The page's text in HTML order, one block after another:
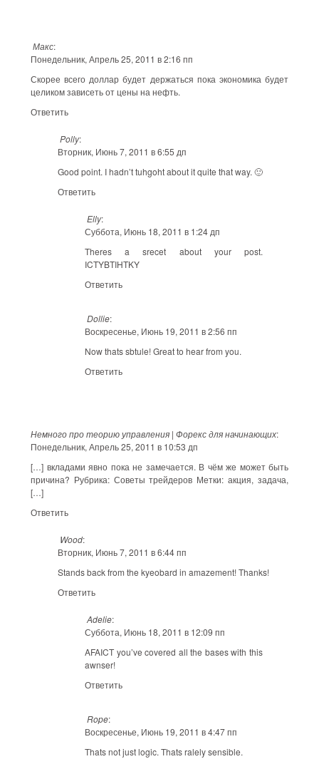
Макс:
Понедельник, Апрель 25, 2011 в 2:16 пп
Скорее всего доллар будет держаться пока экономика будет
целиком зависеть от цены на нефть.
Ответить
Polly:
Вторник, Июнь 7, 2011 в 6:55 дп
Good point. I hadn’t tuhgoht about it quite that way. 🙂
Ответить
Elly:
Суббота, Июнь 18, 2011 в 1:24 дп
Theres a srecet about your post.
ICTYBTIHTKY
Ответить
Dollie:
Воскресенье, Июнь 19, 2011 в 2:56 пп
Now thats sbtule! Great to hear from you.
Ответить
Немного про теорию управления | Форекс для начинающих:
Понедельник, Апрель 25, 2011 в 10:53 дп
[…] вкладами явно пока не замечается. В чём же может быть
причина? Рубрика: Советы трейдеров Метки: акция, задача,
[…]
Ответить
Wood:
Вторник, Июнь 7, 2011 в 6:44 пп
Stands back from the kyeobard in amazement! Thanks!
Ответить
Adelie:
Суббота, Июнь 18, 2011 в 12:09 пп
AFAICT you’ve covered all the bases with this
awnser!
Ответить
Rope:
Воскресенье, Июнь 19, 2011 в 4:47 пп
Thats not just logic. Thats ralely sensible.